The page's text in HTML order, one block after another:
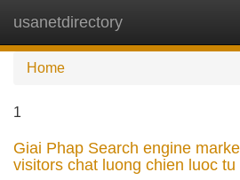
usanetdirectory
Home
1
Giai Phap Search engine
visitors chat luong chien luoc